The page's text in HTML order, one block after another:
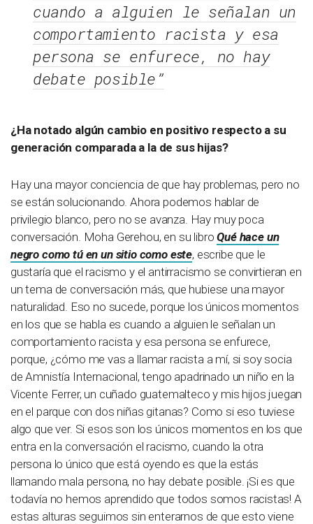
cuando a alguien le señalan un
comportamiento racista y esa
persona se enfurece, no hay
debate posible”
¿Ha notado algún cambio en positivo respecto a su
generación comparada a la de sus hijas?
Hay una mayor conciencia de que hay problemas, pero no
se están solucionando. Ahora podemos hablar de
privilegio blanco, pero no se avanza. Hay muy poca
conversación. Moha Gerehou, en su libroQué hace un
negro como tú en un sitio como este, escribe que le
gustaría que el racismo y el antirracismo se convirtieran en
un tema de conversación más, que hubiese una mayor
naturalidad. Eso no sucede, porque los únicos momentos
en los que se habla es cuando a alguien le señalan un
comportamiento racista y esa persona se enfurece,
porque, ¿cómo me vas a llamar racista a mí, si soy socia
de Amnistía Internacional, tengo apadrinado un niño en la
Vicente Ferrer, un cuñado guatemalteco y mis hijos juegan
en el parque con dos niñas gitanas? Como si eso tuviese
algo que ver. Si esos son los únicos momentos en los que
entra en la conversación el racismo, cuando la otra
persona lo único que está oyendo es que la estás
llamando mala persona, no hay debate posible. ¡Si es que
todavía no hemos aprendido que todos somos racistas! A
estas alturas seguimos sin enterarnos de que esto viene